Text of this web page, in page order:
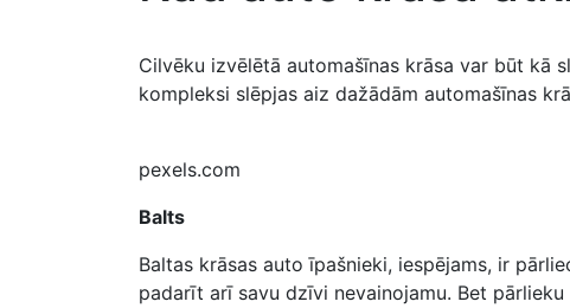
Cilvēku izvēlētā automašīnas krāsa var būt kā
kompleksi slēpjas aiz dažādām automašīnas
pexels.com
Balts
Baltas krāsas auto īpašnieki, iespējams, ir
padarīt arī savu dzīvi nevainojamu. Bet